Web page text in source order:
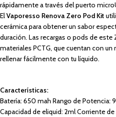
rápidamente a través del puerto
ElVaporesso Renova Zero Pod Kit
cerámica para obtener un sabor
duración. Las recargas o pods de este
materiales PCTG, que cuentan con
rellenar fácilmente con tu líquido.
Características:
Batería: 650 mah Rango de Potencia: 9
Capacidad de eliquid: 2ml Corriente de